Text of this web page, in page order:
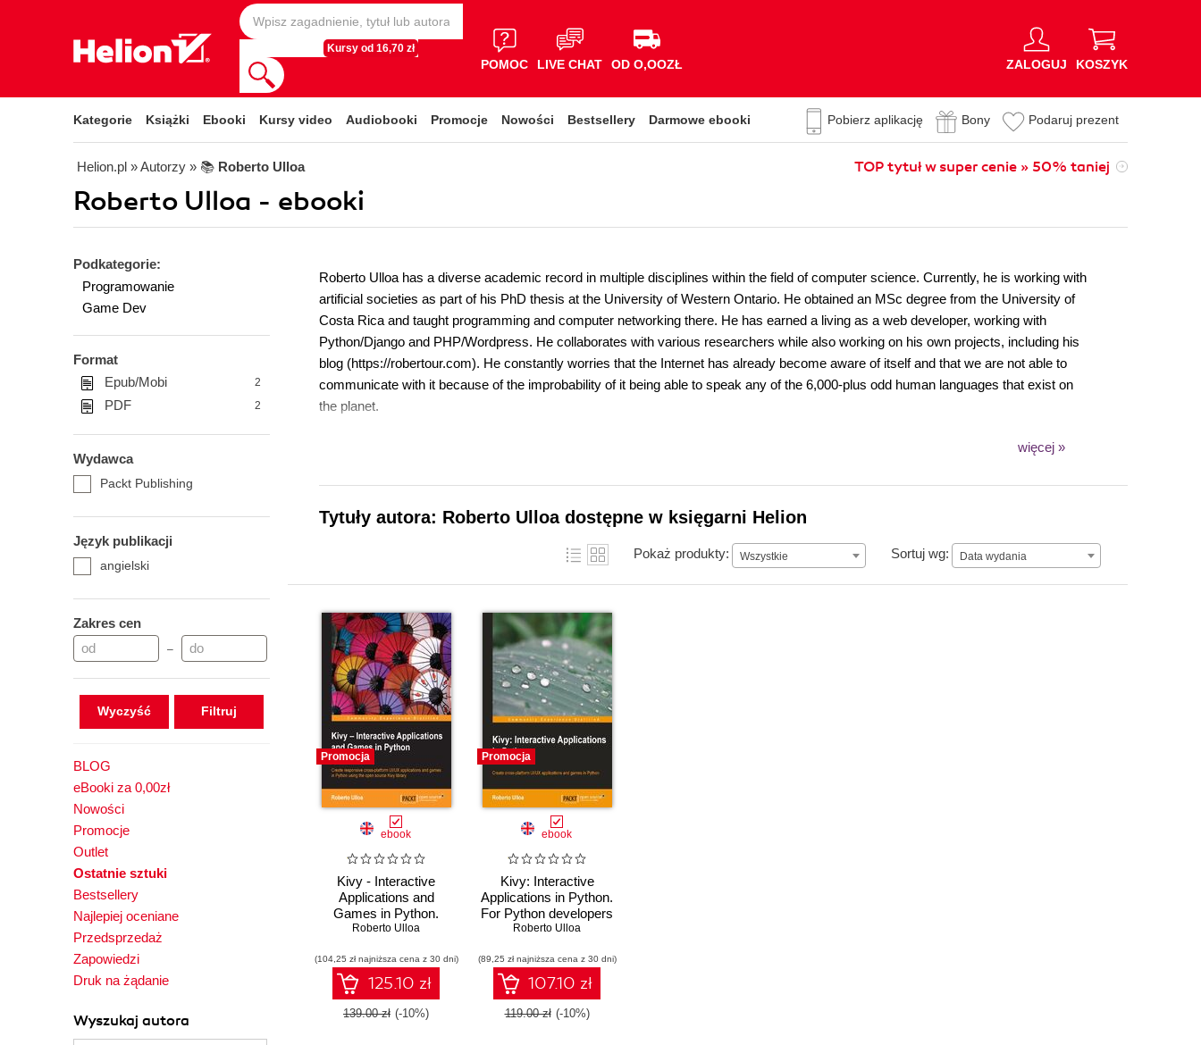
Kursy od 16,70 zł
POMOC LIVE CHAT OD O,OOZŁ ZALOGUJ KOSZYK
Kategorie Książki Ebooki Kursy video Audiobooki Promocje Nowości Bestsellery Darmowe ebooki Pobierz aplikację Bony Podaruj prezent
Helion.pl » Autorzy » 📚 Roberto Ulloa TOP tytuł w super cenie » 50% taniej
Roberto Ulloa - ebooki
Podkategorie:
Programowanie
Game Dev
Format
Epub/Mobi
2
PDF 2
Wydawca
Packt Publishing
Język publikacji
angielski
Zakres cen
–
Wyczyść
BLOG
eBooki za 0,00zł
Nowości
Promocje
Outlet
Ostatnie sztuki
Bestsellery
Najlepiej oceniane
Przedsprzedaż
Zapowiedzi
Druk na żądanie
Wyszukaj autora
Roberto Ulloa has a diverse academic record in multiple disciplines within the field of computer science. Currently, he is working with
artificial societies as part of his PhD thesis at the University of Western Ontario. He obtained an MSc degree from the University of
Costa Rica and taught programming and computer networking there. He has earned a living as a web developer, working with
Python/Django and PHP/Wordpress. He collaborates with various researchers while also working on his own projects, including his
blog (https://robertour.com). He constantly worries that the Internet has already become aware of itself and that we are not able to
communicate with it because of the improbability of it being able to speak any of the 6,000-plus odd human languages that exist on
the planet.
więcej »
Tytuły autora: Roberto Ulloa dostępne w księgarni Helion
Pokaż produkty: Wszystkie Sortuj wg: Data wydania
Data wydania
Promocja
ebook
Kivy - Interactive
Applications and
Games in Python.
Create responsive
applications and games
in Python using the
open source Kivy
library
Roberto Ulloa
(104,25 zł najniższa cena z 30 dni)
125.10 zł
139.00 zł (-10%)
Promocja
ebook
Kivy: Interactive
Applications in Python.
For Python developers
this is the clearest
world of Kivi, ideal for
meeting modern
expectations of tablets
and smartphones.
Roberto Ulloa
(89,25 zł najniższa cena z 30 dni)
107.10 zł
119.00 zł (-10%)